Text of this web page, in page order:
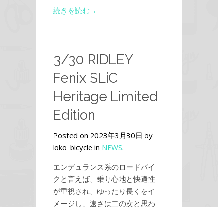
続きを読む→
3/30 RIDLEY
Fenix SLiC
Heritage Limited
Edition
Posted on 2023年3月30日 by
loko_bicycle in NEWS.
エンデュランス系のロードバイ
クと言えば、乗り心地と快適性
が重視され、ゆったり長くをイ
メージし、速さは二の次と思わ